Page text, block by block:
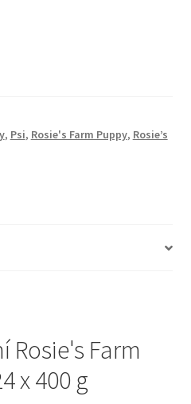
vybavení
krmivo s nordickou kvalitou
, Psi, Rosie's Farm Puppy, Rosie’s
Rosie's Farm
x 400 g